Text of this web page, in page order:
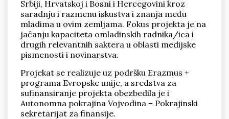
Srbiji, Hrvatskoj i Bosni i Hercegovini kroz
saradnju i razmenu iskustva i znanja među
mladima u ovim zemljama. Fokus projekta je na
jačanju kapaciteta omladinskih radnika/ica i
drugih relevantnih saktera u oblasti medijske
pismenosti i novinarstva.
Projekat se realizuje uz podršku Erazmus +
programa Evropske unije, a sredstva za
sufinansiranje projekta obezbedila je i
Autonomna pokrajina Vojvodina – Pokrajinski
sekretarijat za finansije.